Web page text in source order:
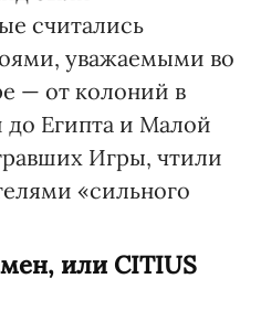
считались
уважаемыми во
— от колоний в
Египта и Малой
Игры, чтили
«сильного
или CITIUS